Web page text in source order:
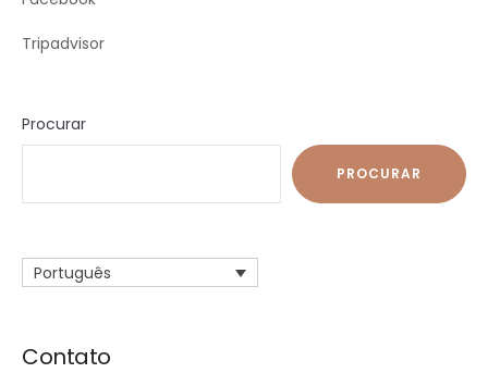
Tripadvisor
Procurar
PROCURAR
Português
Contato